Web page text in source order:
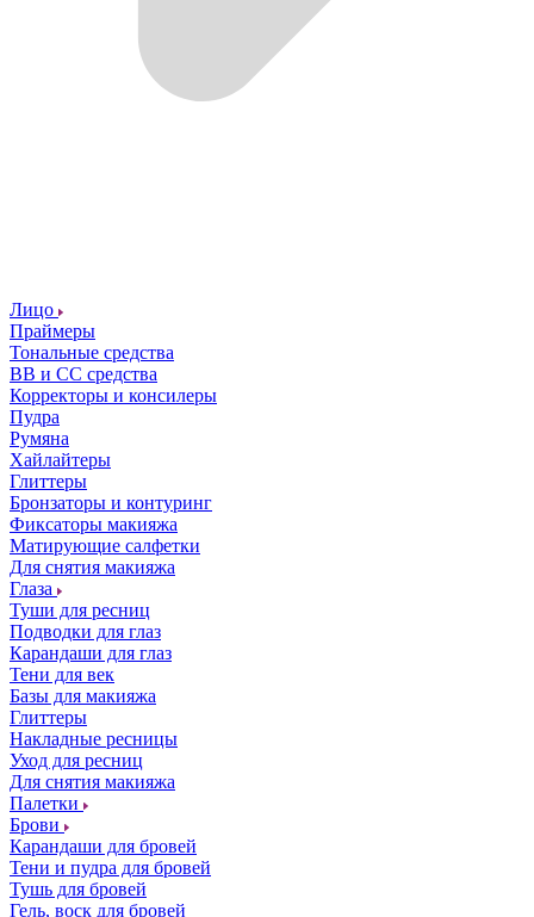
Лицо
Праймеры
Тональные средства
ВВ и СС средства
Корректоры и консилеры
Пудра
Румяна
Хайлайтеры
Глиттеры
Бронзаторы и контуринг
Фиксаторы макияжа
Матирующие салфетки
Для снятия макияжа
Глаза
Туши для ресниц
Подводки для глаз
Карандаши для глаз
Тени для век
Базы для макияжа
Глиттеры
Накладные ресницы
Уход для ресниц
Для снятия макияжа
Палетки
Брови
Карандаши для бровей
Тени и пудра для бровей
Тушь для бровей
Гель, воск для бровей